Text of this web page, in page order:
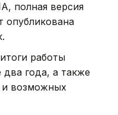
полная версия
опубликована
работы
два года, а также
и возможных